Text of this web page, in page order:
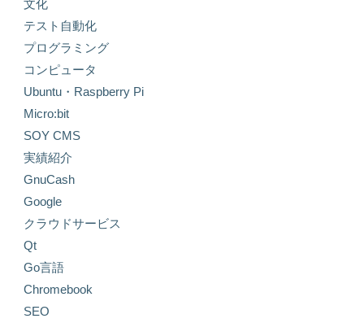
文化
テスト自動化
プログラミング
コンピュータ
Ubuntu・Raspberry Pi
Micro:bit
SOY CMS
実績紹介
GnuCash
Google
クラウドサービス
Qt
Go言語
Chromebook
SEO